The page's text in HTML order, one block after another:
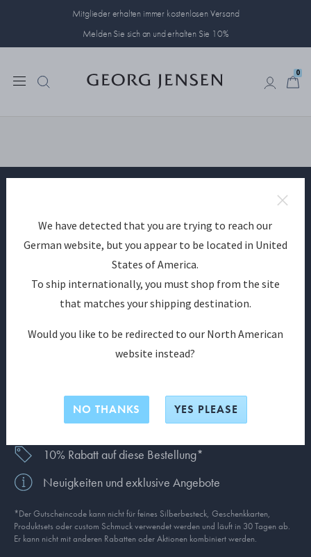
Mitglieder erhalten immer kostenlosen Versand
Melden Sie sich an und erhalten Sie 10%
0
Mitglied bei Mein Georg Jensen
zu werden
EINRICHTEN
heute eine Welt voller exklusiver Vorteile.
Kostenloser Versand für alle Bestellungen
10% Rabatt auf diese Bestellung*
Neuigkeiten und exklusive Angebote
*Der Gutscheincode kann nicht für feines Silberbesteck, Geschenkkarten,
Produkt­sets oder custom Schmuck verwendet werden und läuft in 30 Tagen ab.
Er kann nicht mit anderen Rabatten oder Aktionen kombiniert werden.
We have detected that you are trying to reach our
German website, but you appear to be located in United
States of America.
To ship internationally, you must shop from the site
that matches your shipping destination.
Would you like to be redirected to our North American
website instead?
NO THANKS YES PLEASE